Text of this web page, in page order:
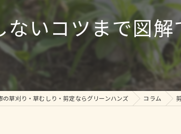
いコツまで図
の草刈り・草むしり・剪定ならグリーンハンズ コラム